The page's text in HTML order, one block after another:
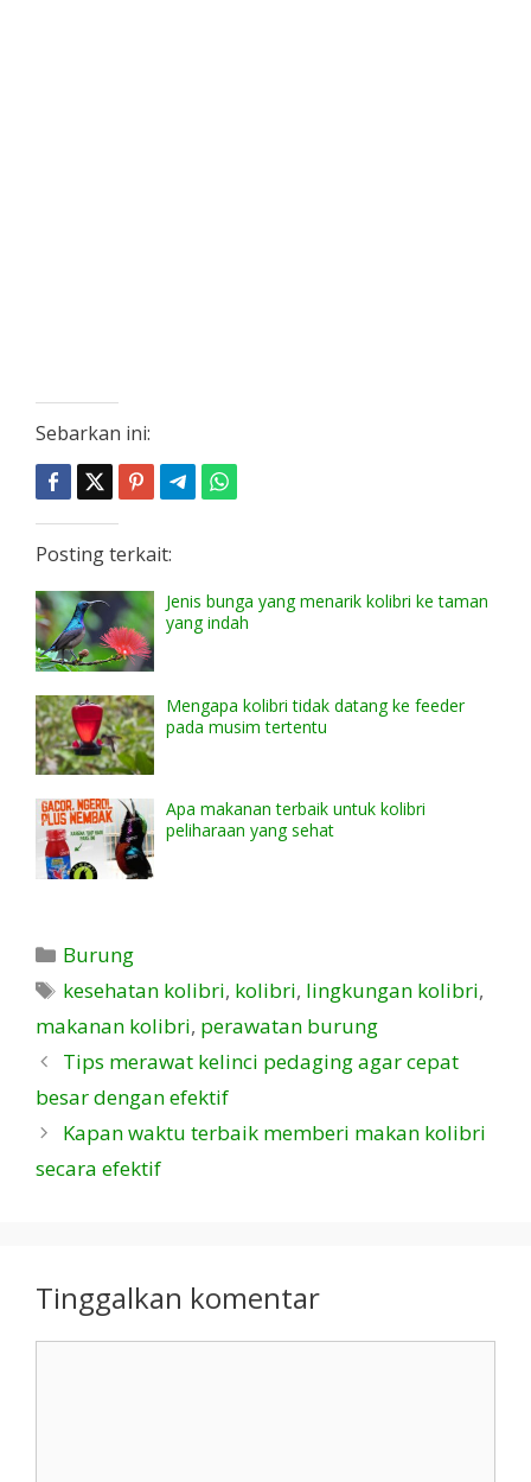
Sebarkan ini:
Posting terkait:
Jenis bunga yang menarik kolibri ke taman
yang indah
Mengapa kolibri tidak datang ke feeder
pada musim tertentu
Apa makanan terbaik untuk kolibri
peliharaan yang sehat
Kategori
Burung
Tag
kesehatan kolibri, kolibri, lingkungan kolibri,
makanan kolibri, perawatan burung
Tips merawat kelinci pedaging agar cepat
besar dengan efektif
Kapan waktu terbaik memberi makan kolibri
secara efektif
Tinggalkan komentar